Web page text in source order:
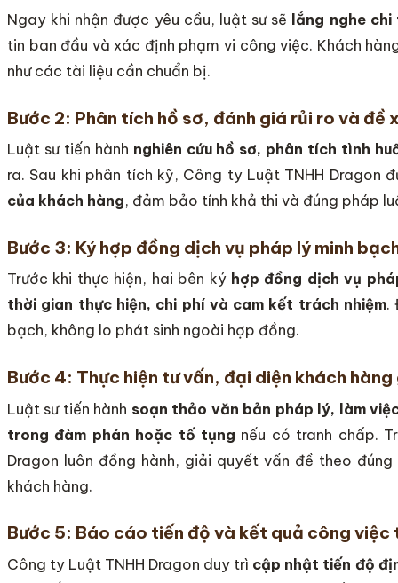
Ngay khi nhận được yêu cầu, luật sư sẽ lắng nghe
tin ban đầu và xác định phạm vi công việc. Khách
như các tài liệu cần chuẩn bị.
Bước 2: Phân tích hồ sơ, đánh giá rủi ro và đề
Luật sư tiến hành nghiên cứu hồ sơ, phân tích tình
ra. Sau khi phân tích kỹ, Công ty Luật TNHH Dragon
của khách hàng, đảm bảo tính khả thi và đúng pháp
Bước 3: Ký hợp đồng dịch vụ pháp lý minh
Trước khi thực hiện, hai bên ký hợp đồng dịch vụ
thời gian thực hiện, chi phí và cam kết trách nhiệm.
bạch, không lo phát sinh ngoài hợp đồng.
Bước 4: Thực hiện tư vấn, đại diện khách
Luật sư tiến hành soạn thảo văn bản pháp lý, làm
trong đàm phán hoặc tố tụng nếu có tranh chấp.
Dragon luôn đồng hành, giải quyết vấn đề theo
khách hàng.
Bước 5: Báo cáo tiến độ và kết quả công việc
Công ty Luật TNHH Dragon duy trì cập nhật tiến độ